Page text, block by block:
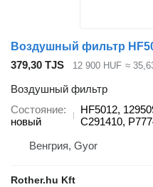
Воздушный фильтр
379,30 TJS
12 900 HUF ≈
Воздушный фильтр
Состояние
новый
HF5012,
C291410,
Венгрия, Gyor
Rother.hu Kft